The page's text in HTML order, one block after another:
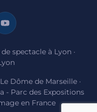
de spectacle à Lyon ·
Le Dôme de Marseille·
- Parc des Expositions
en France